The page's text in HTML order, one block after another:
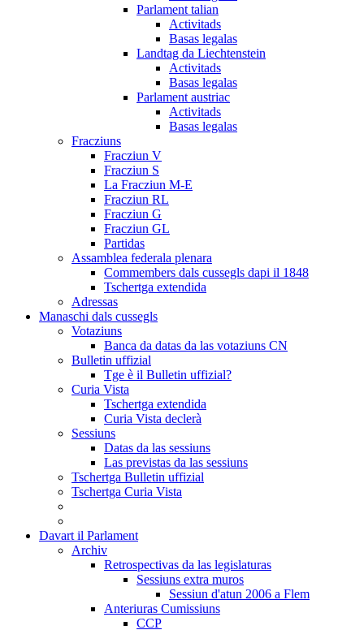
Parlament talian
Activitads
Basas legalas
Landtag da Liechtenstein
Activitads
Basas legalas
Parlament austriac
Activitads
Basas legalas
Fracziuns
Fracziun V
Fracziun S
La Fracziun M-E
Fracziun RL
Fracziun G
Fracziun GL
Partidas
Assamblea federala plenara
Commembers dals cussegls dapi il 1848
Tschertga extendida
Adressas
Manaschi dals cussegls
Votaziuns
Banca da datas da las votaziuns CN
Bulletin uffizial
Tge è il Bulletin uffizial?
Curia Vista
Tschertga extendida
Curia Vista declerà
Sessiuns
Datas da las sessiuns
Las previstas da las sessiuns
Tschertga Bulletin uffizial
Tschertga Curia Vista
Davart il Parlament
Archiv
Retrospectivas da las legislaturas
Sessiuns extra muros
Sessiun d'atun 2006 a Flem
Anteriuras Cumissiuns
CCP